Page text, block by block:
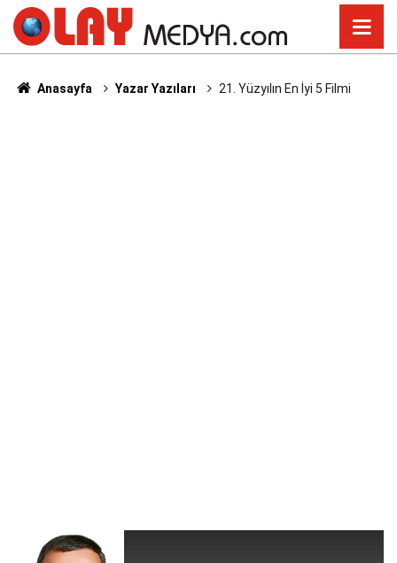
Anasayfa Yazar Yazıları 21. Yüzyılın En İyi 5 Filmi